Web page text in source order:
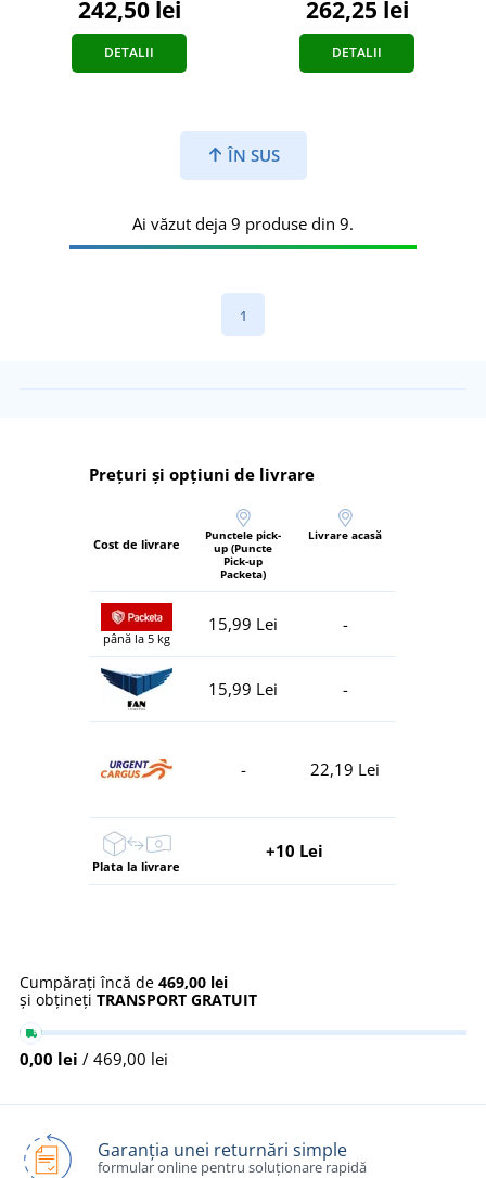
242,50 lei
DETALII
262,25 lei
DETALII
ÎN SUS
Ai văzut deja 9 produse din 9.
1
Prețuri și opțiuni de livrare
Cost de livrare
Punctele pick-
up (Puncte
Pick-up
Packeta)
Livrare acasă
până la 5 kg
15,99 Lei -
15,99 Lei -
- 22,19 Lei
Plata la livrare
+10 Lei
Cumpărați încă de 469,00 lei
și obțineți TRANSPORT GRATUIT
0,00 lei / 469,00 lei
Garanția unei returnări simple
formular online pentru soluționare rapidă